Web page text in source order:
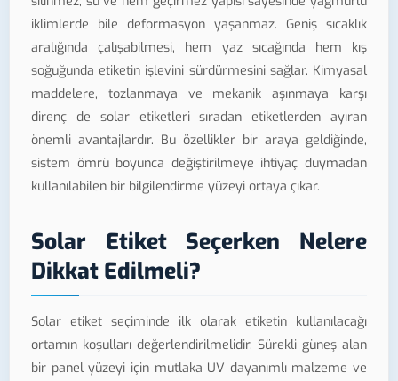
iklimlerde bile deformasyon yaşanmaz. Geniş sıcaklık
aralığında çalışabilmesi, hem yaz sıcağında hem kış
soğuğunda etiketin işlevini sürdürmesini sağlar. Kimyasal
maddelere, tozlanmaya ve mekanik aşınmaya karşı
direnç de solar etiketleri sıradan etiketlerden ayıran
önemli avantajlardır. Bu özellikler bir araya geldiğinde,
sistem ömrü boyunca değiştirilmeye ihtiyaç duymadan
kullanılabilen bir bilgilendirme yüzeyi ortaya çıkar.
Solar Etiket Seçerken Nelere
Dikkat Edilmeli?
Solar etiket seçiminde ilk olarak etiketin kullanılacağı
ortamın koşulları değerlendirilmelidir. Sürekli güneş alan
bir panel yüzeyi için mutlaka UV dayanımlı malzeme ve